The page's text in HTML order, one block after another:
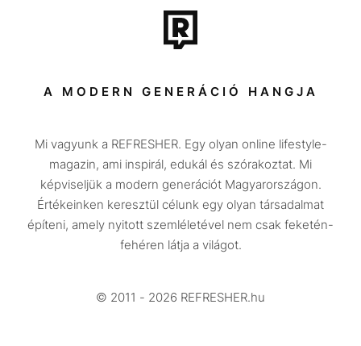
Tech-Tudomány
Sport
Társadalom
Utazás
Életmód
Design
Beszélgetések
Videó
A MODERN GENERÁCIÓ HANGJA
Mi vagyunk a REFRESHER. Egy olyan online lifestyle-
magazin, ami inspirál, edukál és szórakoztat. Mi
képviseljük a modern generációt Magyarországon.
Értékeinken keresztül célunk egy olyan társadalmat
építeni, amely nyitott szemléletével nem csak feketén-
fehéren látja a világot.
© 2011 - 2026 REFRESHER.hu